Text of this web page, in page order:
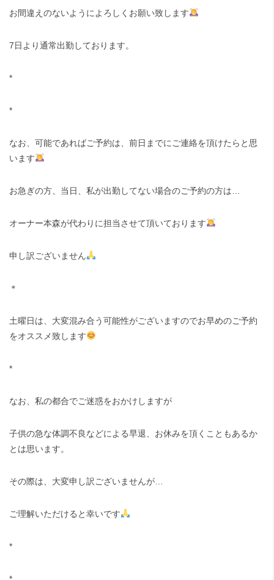
お間違えのないようによろしくお願い致します
7日より通常出勤しております。
*
*
なお、可能であればご予約は、前日までにご連絡を頂けたらと思
います
お急ぎの方、当日、私が出勤してない場合のご予約の方は…
オーナー本森が代わりに担当させて頂いております
申し訳ございません
＊
土曜日は、大変混み合う可能性がございますのでお早めのご予約
をオススメ致します
*
なお、私の都合でご迷惑をおかけしますが
子供の急な体調不良などによる早退、お休みを頂くこともあるか
とは思います。
その際は、大変申し訳ございませんが…
ご理解いただけると幸いです
*